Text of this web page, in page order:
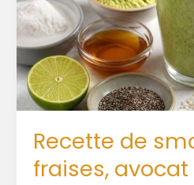
Recette de
fraises,